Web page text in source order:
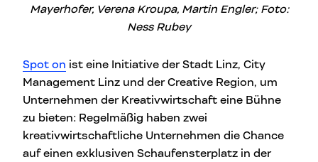
Mayerhofer, Verena Kroupa, Martin Engler; Foto:
Ness Rubey
Spot on ist eine Initiative der Stadt Linz, City
Management Linz und der Creative Region, um
Unternehmen der Kreativwirtschaft eine Bühne
zu bieten: Regelmäßig haben zwei
kreativwirtschaftliche Unternehmen die Chance
auf einen exklusiven Schaufensterplatz in der